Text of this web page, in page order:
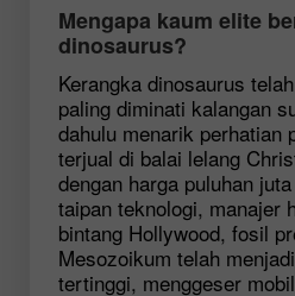
Mengapa kaum elite
dinosaurus?
Kerangka dinosaurus
paling diminati kalangan
dahulu menarik perhatian
terjual di balai lelang
dengan harga puluhan
taipan teknologi, manajer
bintang Hollywood, fosil
Mesozoikum telah
tertinggi, menggeser